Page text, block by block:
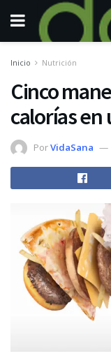
Inicio Nutrición
Cinco
calorías en
PorVidaSana